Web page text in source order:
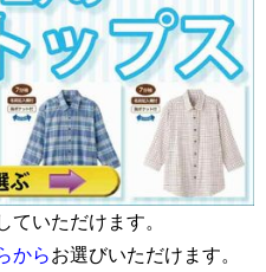
ていただけます。
からお選びいただけます。